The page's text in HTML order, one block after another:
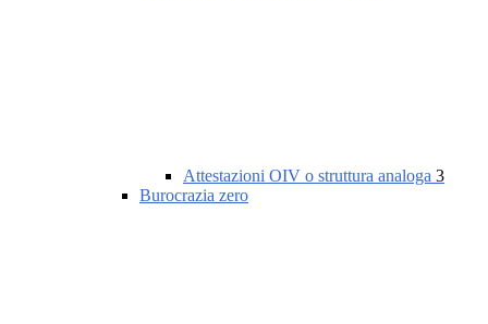
Attestazioni OIV o struttura analoga 3
Burocrazia zero